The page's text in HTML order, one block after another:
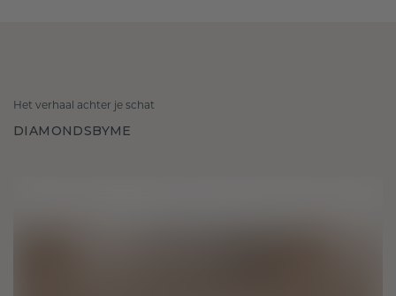
Het verhaal achter je schat
DIAMONDSBYME